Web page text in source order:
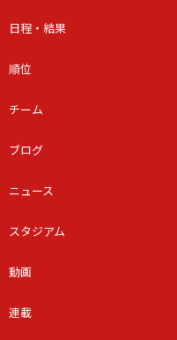
日程・結果
順位
チーム
ブログ
ニュース
スタジアム
動画
連載